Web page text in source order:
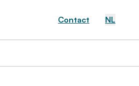
Contact NL